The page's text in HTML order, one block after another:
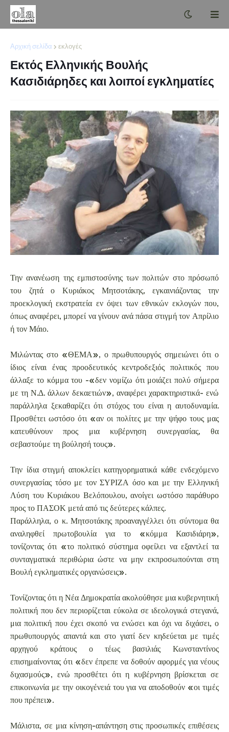
Αρχική σελίδα εκλογές
Εκτός Ελληνικής Βουλής
Κασιδιάρηδες και λοιποί εγκληματίες
Την ανανέωση της εμπιστοσύνης των πολιτών στο πρόσωπό
του ζητά ο Κυριάκος Μητσοτάκης, εγκαινιάζοντας την
προεκλογική εκστρατεία εν όψει των εθνικών εκλογών που,
όπως αναφέρει, μπορεί να γίνουν ανά πάσα στιγμή τον Απρίλιο
ή τον Μάιο.
Μιλώντας στο «ΘΕΜΑ», ο πρωθυπουργός σημειώνει ότι ο
ίδιος είναι ένας προοδευτικός κεντροδεξιός πολιτικός που
άλλαξε το κόμμα του -«δεν νομίζω ότι μοιάζει πολύ σήμερα
με τη Ν.Δ. άλλων δεκαετιών», αναφέρει χαρακτηριστικά- ενώ
παράλληλα ξεκαθαρίζει ότι στόχος του είναι η αυτοδυναμία.
Προσθέτει ωστόσο ότι «αν οι πολίτες με την ψήφο τους μας
κατευθύνουν προς μια κυβέρνηση συνεργασίας, θα
σεβαστούμε τη βούλησή τους».
Την ίδια στιγμή αποκλείει κατηγορηματικά κάθε ενδεχόμενο
συνεργασίας τόσο με τον ΣΥΡΙΖΑ όσο και με την Ελληνική
Λύση του Κυριάκου Βελόπουλου, ανοίγει ωστόσο παράθυρο
προς το ΠΑΣΟΚ μετά από τις δεύτερες κάλπες.
Παράλληλα, ο κ. Μητσοτάκης προαναγγέλλει ότι σύντομα θα
αναληφθεί πρωτοβουλία για το «κόμμα Κασιδιάρη»,
τονίζοντας ότι «το πολιτικό σύστημα οφείλει να εξαντλεί τα
συνταγματικά περιθώρια ώστε να μην εκπροσωπούνται στη
Βουλή εγκληματικές οργανώσεις».
Τονίζοντας ότι η Νέα Δημοκρατία ακολούθησε μια κυβερνητική
πολιτική που δεν περιορίζεται εύκολα σε ιδεολογικά στεγανά,
μια πολιτική που έχει σκοπό να ενώσει και όχι να διχάσει, ο
πρωθυπουργός απαντά και στο γιατί δεν κηδεύεται με τιμές
αρχηγού κράτους ο τέως βασιλιάς Κωνσταντίνος
επισημαίνοντας ότι «δεν έπρεπε να δοθούν αφορμές για νέους
διχασμούς», ενώ προσθέτει ότι η κυβέρνηση βρίσκεται σε
επικοινωνία με την οικογένειά του για να αποδοθούν «οι τιμές
που πρέπει».
Μάλιστα, σε μια κίνηση-απάντηση στις προσωπικές επιθέσεις